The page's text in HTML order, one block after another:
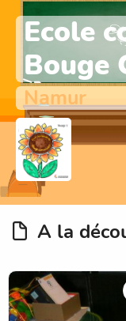
Ecole
Bouge
Namur
A la